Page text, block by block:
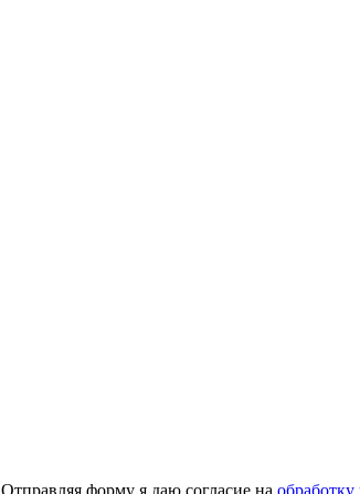
Отправляя форму я даю согласие на